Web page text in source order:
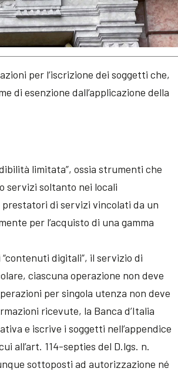
per l’iscrizione dei soggetti che,
di esenzione dall’applicazione della
limitata”, ossia strumenti che
servizi soltanto nei locali
prestatori di servizi vincolati da un
per l’acquisto di una gamma
digitali”, il servizio di
ciascuna operazione non deve
per singola utenza non deve
ricevute, la Banca d’Italia
e iscrive i soggetti nell’appendice
all’art. 114-septies del D.lgs. n.
sottoposti ad autorizzazione né